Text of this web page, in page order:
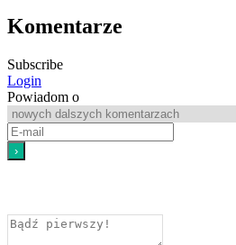
Komentarze
Subscribe
Login
Powiadom o